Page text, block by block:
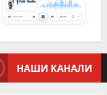
НАШИ КАНАЛИ